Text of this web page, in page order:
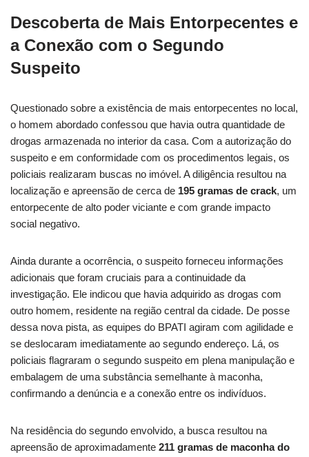
Descoberta de Mais Entorpecentes e
a Conexão com o Segundo
Suspeito
Questionado sobre a existência de mais entorpecentes no local,
o homem abordado confessou que havia outra quantidade de
drogas armazenada no interior da casa. Com a autorização do
suspeito e em conformidade com os procedimentos legais, os
policiais realizaram buscas no imóvel. A diligência resultou na
localização e apreensão de cerca de 195 gramas de crack, um
entorpecente de alto poder viciante e com grande impacto
social negativo.
Ainda durante a ocorrência, o suspeito forneceu informações
adicionais que foram cruciais para a continuidade da
investigação. Ele indicou que havia adquirido as drogas com
outro homem, residente na região central da cidade. De posse
dessa nova pista, as equipes do BPATI agiram com agilidade e
se deslocaram imediatamente ao segundo endereço. Lá, os
policiais flagraram o segundo suspeito em plena manipulação e
embalagem de uma substância semelhante à maconha,
confirmando a denúncia e a conexão entre os indivíduos.
Na residência do segundo envolvido, a busca resultou na
apreensão de aproximadamente 211 gramas de maconha do